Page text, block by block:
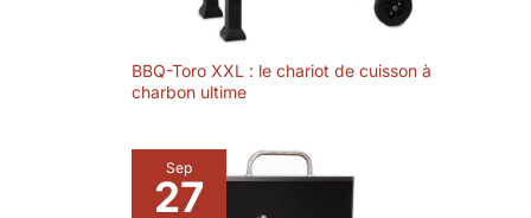
BBQ-Toro XXL : le chariot de cuisson à
charbon ultime
Sep
27